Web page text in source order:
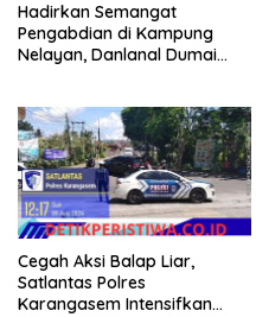
Hadirkan Semangat
Pengabdian di Kampung
Nelayan, Danlanal Dumai
Cegah Aksi Balap Liar,
Satlantas Polres
Karangasem Intensifkan